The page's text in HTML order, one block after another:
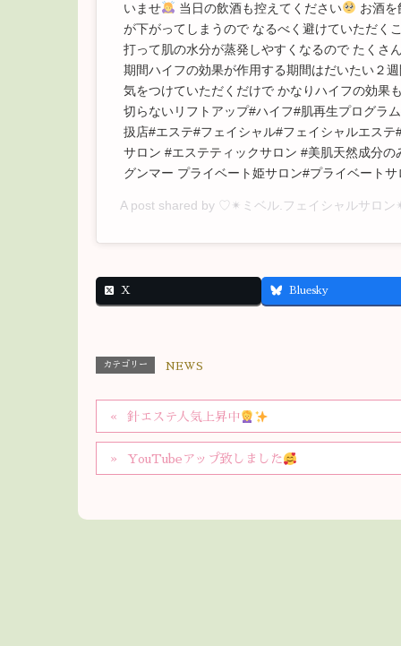
いませ
当日の飲酒も控えてください
お酒
が下がってしまうので なるべく避けていただく
打って肌の水分が蒸発しやすくなるので たくさ
期間ハイフの効果が作用する期間はだいたい２
気をつけていただくだけで かなりハイフの効果
切らないリフトアップ#ハイフ#肌再生プログラ
扱店#エステ#フェイシャル#フェイシャルエス
サロン #エステティックサロン #美肌天然成分
グンマー プライベート姫サロン#プライベートサ
A post shared by ♡✴︎ミベル.フェイシャルサロ
X Bluesky
カテゴリー NEWS
針エステ人気上昇中
YouTubeアップ致しました